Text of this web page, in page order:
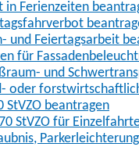
in Ferienzeiten
und Feiertagsarbeit
für
und
oder
StVZO beantragen
StVZO für